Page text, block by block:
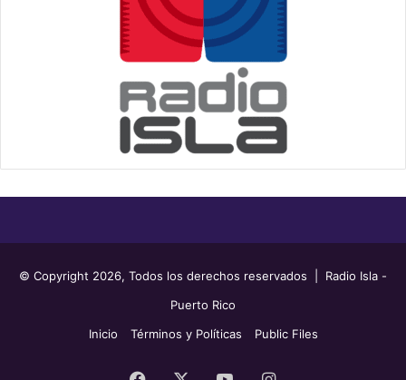
© Copyright 2026, Todos los derechos reservados | Radio Isla -
Puerto Rico
Inicio
Términos y Políticas Public Files